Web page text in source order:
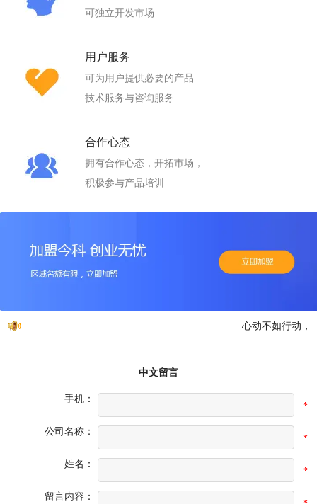
可独立开发市场
用户服务
可为用户提供必要的产品
技术服务与咨询服务
合作心态
拥有合作心态，开拓市场，
积极参与产品培训
心动不如行动，免
中文留言
手机：
*
公司名称：
*
姓名：
*
留言内容：